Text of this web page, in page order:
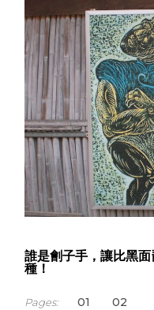
誰是劊子手，讓比黑
種！
Pages: 1 2